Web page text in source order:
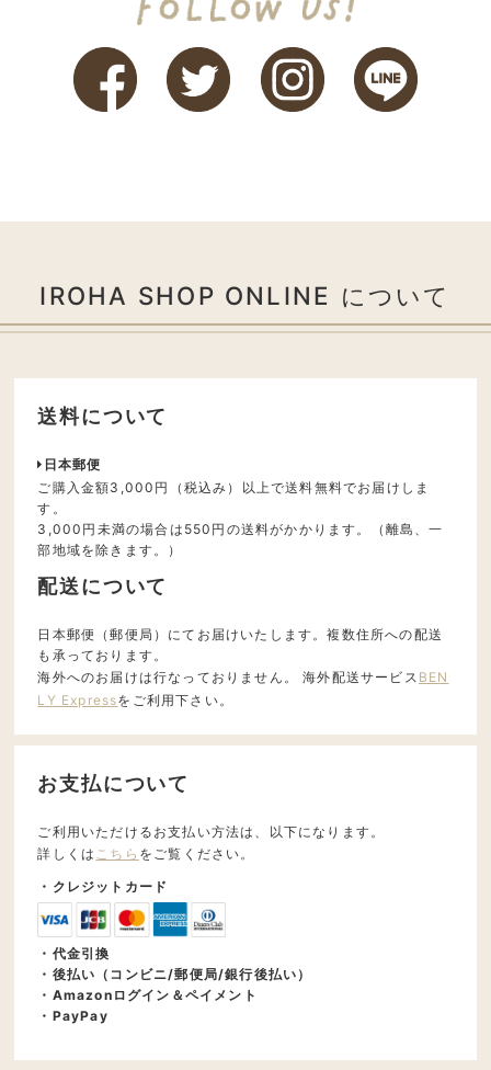
IROHA SHOP ONLINE について
送料について
日本郵便
ご購入金額3,000円（税込み）以上で送料無料でお届けしま
す。
3,000円未満の場合は550円の送料がかかります。（離島、一
部地域を除きます。）
配送について
日本郵便（郵便局）にてお届けいたします。複数住所への配送
も承っております。
海外へのお届けは行なっておりません。 海外配送サービス BEN
LY Expressをご利用下さい。
お支払について
ご利用いただけるお支払い方法は、以下になります。
詳しくは こちら をご覧ください。
・クレジットカード
・代金引換
・後払い（コンビニ/郵便局/銀行後払い）
・Amazonログイン＆ペイメント
・PayPay